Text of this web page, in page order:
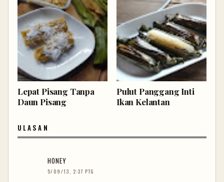
Lepat Pisang Tanpa
Daun Pisang
Pulut Panggang Inti
Ikan Kelantan
ULASAN
HONEY
5/09/13, 2:37 PTG